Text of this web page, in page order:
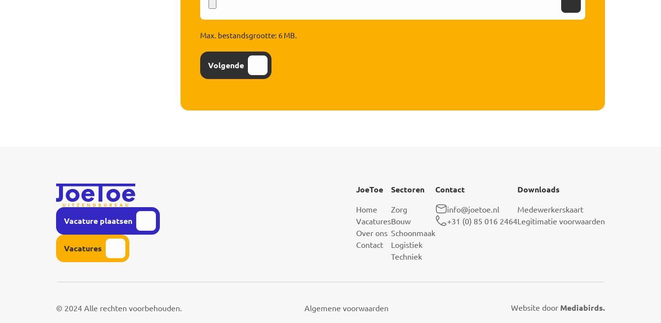
Max. bestandsgrootte: 6 MB.
Volgende
Vacature plaatsen
Vacatures
JoeToe
Home
Vacatures
Over ons
Contact
Sectoren
Zorg
Bouw
Schoonmaak
Logistiek
Techniek
Contact
info@joetoe.nl
+31 (0) 85 016 2464
Downloads
Medewerkerskaart
Legitimatie voorwaarden
© 2024 Alle rechten voorbehouden. Algemene voorwaarden Website door Mediabirds.